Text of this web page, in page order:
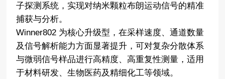
子探测系统，实现对纳米颗粒布朗运动信号的精准
捕获与分析。
Winner802 为核心升级型，在采样速度、通道数量
及信号解析能力方面显著提升，可对复杂分散体系
与微弱信号样品进行高精度、高重复性测量，适用
于材料研发、生物医药及精细化工等领域。